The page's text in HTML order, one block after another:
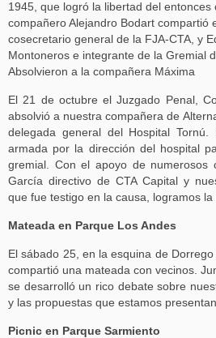
1945, que logró la libertad del entonces
compañero Alejandro Bodart compartió
cosecretario general de la FJA-CTA, y
Montoneros e integrante de la Gremial
Absolvieron a la compañera Máxima
El 21 de octubre el Juzgado Penal,
absolvió a nuestra compañera de
delegada general del Hospital
armada por la dirección del hospital
gremial. Con el apoyo de numerosos
García directivo de CTA Capital y
que fue testigo en la causa, logramos la
Mateada en Parque Los Andes
El sábado 25, en la esquina de
compartió una mateada con vecinos.
se desarrolló un rico debate sobre
y las propuestas que estamos
Picnic en Parque Sarmiento